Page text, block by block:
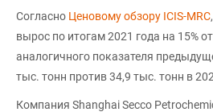
Согласно Ценовому обзору ICIS-MRC
вырос по итогам 2021 года на 15%
аналогичного показателя
тыс. тонн против 34,9 тыс. тонн в
Компания Shanghai Secco